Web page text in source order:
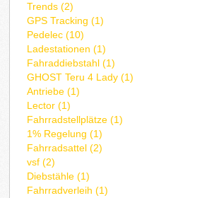
Trends (2)
GPS Tracking (1)
Pedelec (10)
Ladestationen (1)
Fahraddiebstahl (1)
GHOST Teru 4 Lady (1)
Antriebe (1)
Lector (1)
Fahrradstellplätze (1)
1% Regelung (1)
Fahrradsattel (2)
vsf (2)
Diebstähle (1)
Fahrradverleih (1)